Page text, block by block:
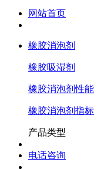
网站首页
橡胶消泡剂
橡胶吸湿剂
橡胶消泡剂性能
橡胶消泡剂指标
产品类型
电话咨询